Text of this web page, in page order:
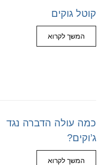
קוטל גוקים
המשך לקרוא
כמה עולה הדברה נגד
ג’וקים?
המשך לקרוא